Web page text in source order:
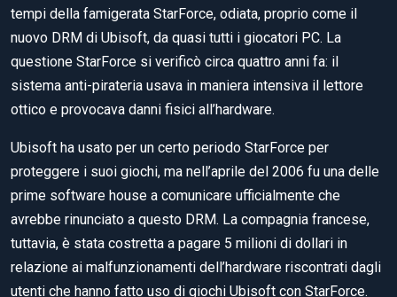
tempi della famigerata StarForce, odiata, proprio come il
nuovo DRM di Ubisoft, da quasi tutti i giocatori PC. La
questione StarForce si verificò circa quattro anni fa: il
sistema anti-pirateria usava in maniera intensiva il lettore
ottico e provocava danni fisici all’hardware.
Ubisoft ha usato per un certo periodo StarForce per
proteggere i suoi giochi, ma nell’aprile del 2006 fu una delle
prime software house a comunicare ufficialmente che
avrebbe rinunciato a questo DRM. La compagnia francese,
tuttavia, è stata costretta a pagare 5 milioni di dollari in
relazione ai malfunzionamenti dell’hardware riscontrati dagli
utenti che hanno fatto uso di giochi Ubisoft con StarForce.